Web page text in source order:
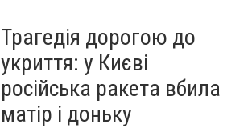
Трагедія дорогою до
укриття: у Києві
російська ракета вбила
матір і доньку